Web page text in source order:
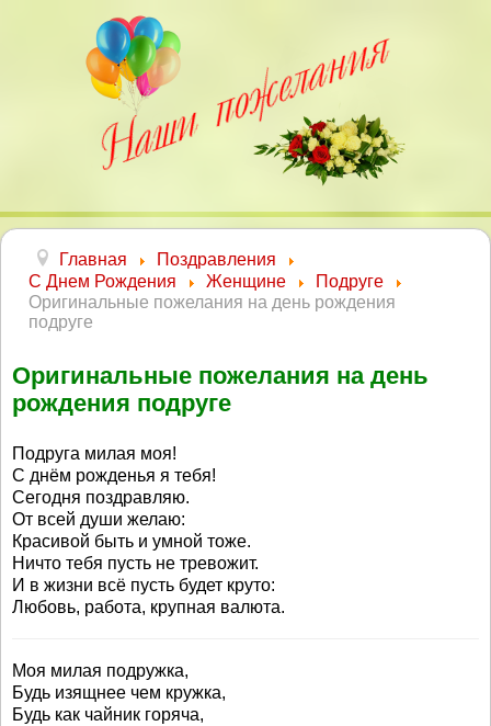
Главная
Поздравления
С Днем Рождения
Женщине
Подруге
Оригинальные пожелания на день рождения
подруге
Оригинальные пожелания на день
рождения подруге
Подруга милая моя!
С днём рожденья я тебя!
Сегодня поздравляю.
От всей души желаю:
Красивой быть и умной тоже.
Ничто тебя пусть не тревожит.
И в жизни всё пусть будет круто:
Любовь, работа, крупная валюта.
Моя милая подружка,
Будь изящнее чем кружка,
Будь как чайник горяча,